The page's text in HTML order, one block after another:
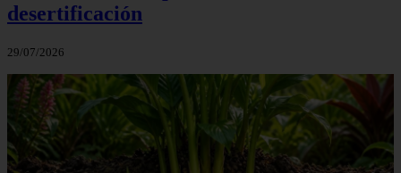
desertificación
29/07/2026